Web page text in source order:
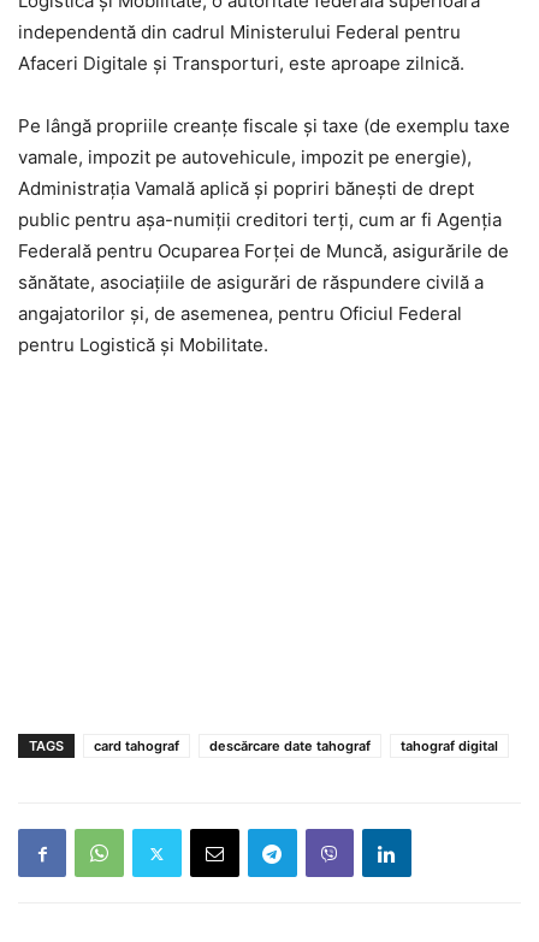
independentă din cadrul Ministerului Federal pentru
Afaceri Digitale și Transporturi, este aproape zilnică.
Pe lângă propriile creanțe fiscale și taxe (de exemplu taxe
vamale, impozit pe autovehicule, impozit pe energie),
Administrația Vamală aplică și popriri bănești de drept
public pentru așa-numiții creditori terți, cum ar fi Agenția
Federală pentru Ocuparea Forței de Muncă, asigurările de
sănătate, asociațiile de asigurări de răspundere civilă a
angajatorilor și, de asemenea, pentru Oficiul Federal
pentru Logistică și Mobilitate.
TAGS card tahograf descărcare date tahograf tahograf digital